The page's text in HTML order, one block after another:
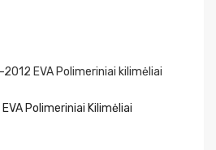
Polimeriniai Kilimėliai